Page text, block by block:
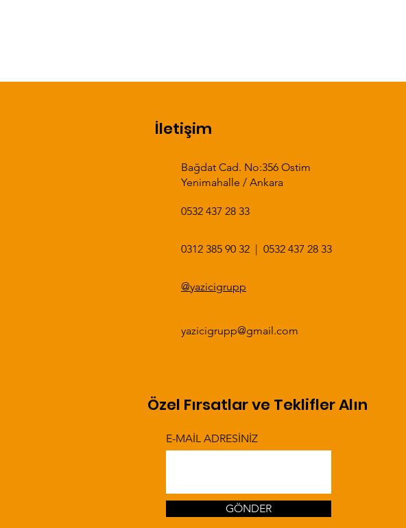
Damlalıklı Tablalı Evye
Damlalıklı Tablalı Evye
İletişim
Bağdat Cad. No:356 Ostim
Yenimahalle / Ankara
0532 437 28 33
0312 385 90 32 |0532 437 28 33​​
@yazicigrupp
yazicigrupp@gmail.com
Özel Fırsatlar ve Teklifler Alın
E-MAİL ADRESİNİZ
GÖNDER